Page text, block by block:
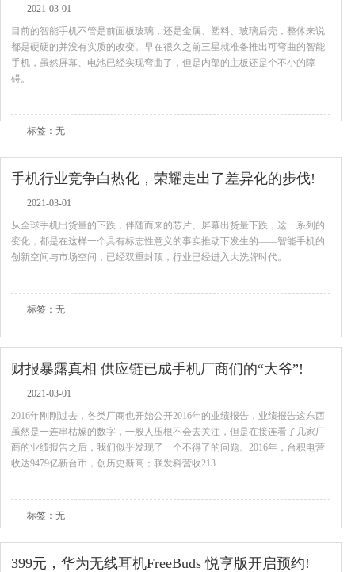
2021-03-01
目前的智能手机不管是前面板玻璃，还是金属、塑料、玻璃后壳，整体来说
都是硬硬的并没有实质的改变。早在很久之前三星就准备推出可弯曲的智能
手机，虽然屏幕、电池已经实现弯曲了，但是内部的主板还是个不小的障
碍。
标签：无
手机行业竞争白热化，荣耀走出了差异化的步伐!
2021-03-01
从全球手机出货量的下跌，伴随而来的芯片、屏幕出货量下跌，这一系列的
变化，都是在这样一个具有标志性意义的事实推动下发生的——智能手机的
创新空间与市场空间，已经双重封顶，行业已经进入大洗牌时代。
标签：无
财报暴露真相 供应链已成手机厂商们的“大爷”!
2021-03-01
2016年刚刚过去，各类厂商也开始公开2016年的业绩报告，业绩报告这东西
虽然是一连串枯燥的数字，一般人压根不会去关注，但是在接连看了几家厂
商的业绩报告之后，我们似乎发现了一个不得了的问题。2016年，台积电营
收达9479亿新台币，创历史新高；联发科营收213.
标签：无
399元，华为无线耳机FreeBuds 悦享版开启预约!